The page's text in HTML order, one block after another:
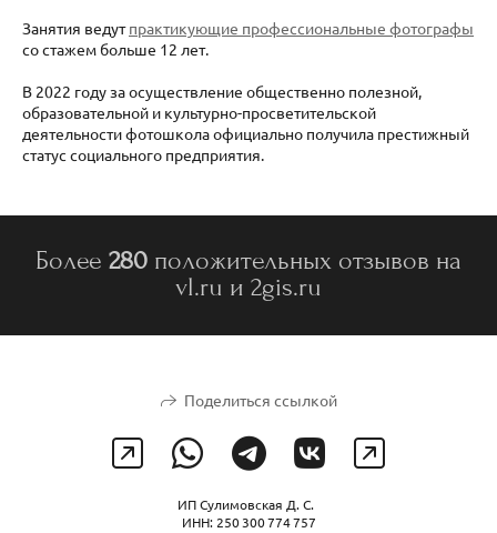
Занятия ведутпрактикующие профессиональные фотографы
со стажем больше 12 лет.
В 2022 году зa осуществление общественно полезной,
образовательной и культурно-просветительской
деятельности фотошколa официально получилa престижный
статус социального предприятия.
Более 280 положительных отзывов нa
vl.ru и 2gis.ru
Поделиться ссылкой
ИП Сулимовская Д. С.
ИНН: 250 300 774 757